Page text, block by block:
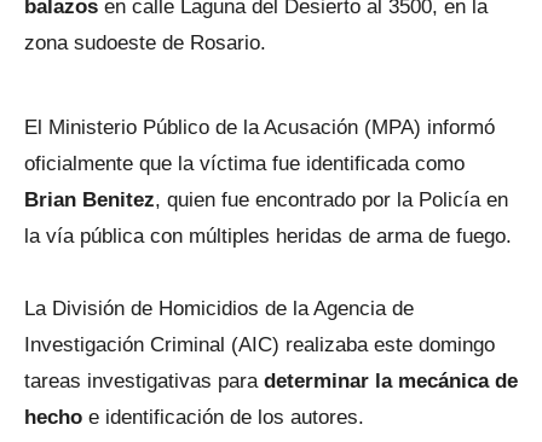
balazos en calle Laguna del Desierto al 3500, en la
zona sudoeste de Rosario.
El Ministerio Público de la Acusación (MPA) informó
oficialmente que la víctima fue identificada como
Brian Benitez, quien fue encontrado por la Policía en
la vía pública con múltiples heridas de arma de fuego.
La División de Homicidios de la Agencia de
Investigación Criminal (AIC) realizaba este domingo
tareas investigativas paradeterminar la mecánica de
hecho e identificación de los autores.